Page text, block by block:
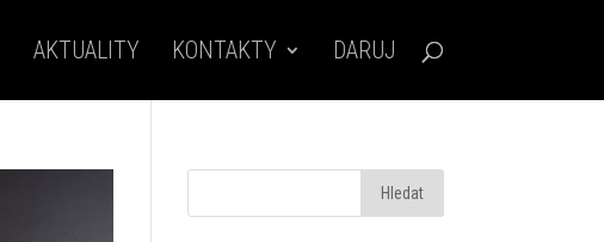
AKTUALITY KONTAKTY DARUJ